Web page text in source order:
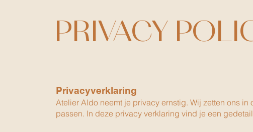
PRIVACY
Privacyverklaring
Atelier Aldo neemt je privacy ernstig. Wij zetten ons
passen. In deze privacy verklaring vind je een